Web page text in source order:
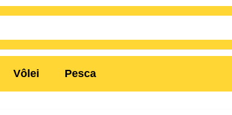
Vôlei Pesca